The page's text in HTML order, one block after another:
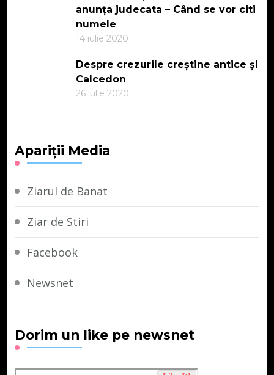
anunța judecata – Când se vor citi
numele
14 iulie 2020
Despre crezurile creștine antice și
Calcedon
26 iulie 2020
Apariții Media
Ziarul de Banat
Ziar de Stiri
Facebook
Newsnet
Dorim un like pe newsnet